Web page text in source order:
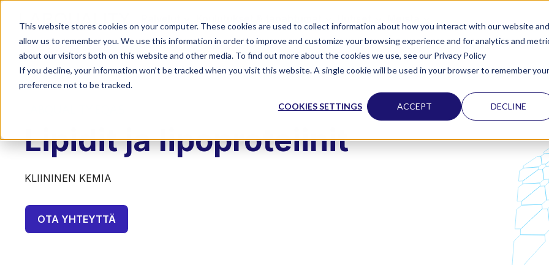
This website stores cookies on your computer. These cookies are used to collect information about how you interact with our website and
allow us to remember you. We use this information in order to improve and customize your browsing experience and for analytics and
about our visitors both on this website and other media. To find out more about the cookies we use, see our Privacy Policy
If you decline, your information won’t be tracked when you visit this website. A single cookie will be used in your browser to remember your
preference not to be tracked.
COOKIES SETTINGS ACCEPT DECLINE
Lipidit ja lipoproteiinit
KLIININEN KEMIA
OTA YHTEYTTÄ